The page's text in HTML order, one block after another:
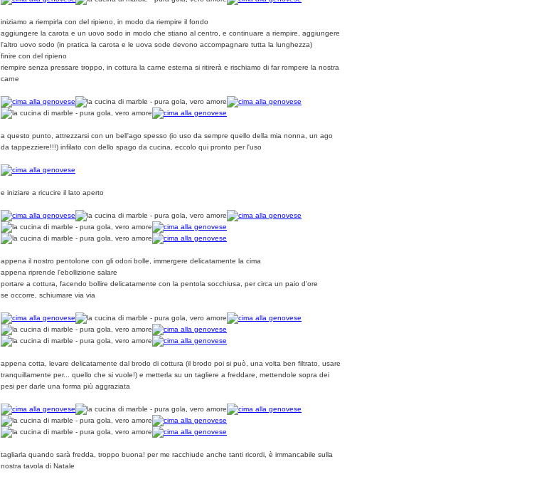
iniziamo a riempirla con del ripieno, in modo da riempire il fondo
aggiungere la carota e un uovo sodo in modo che stiano al centro, e continuare a riempire, aggiungere
l'altro uovo sodo (in pratica la carota e le uova sode devono accompagnare tutta la lunghezza)
finire con del ripieno
riempire senza pressare troppo, in cottura la carne esterna si ritirerà e rischiamo di far rompere la nostra
carne
a questo punto, attrezzarsi con un bell'ago spesso (io uso da sempre quello della mia nonna, un ago
da tappezziere!!!) infilato con dello spago da cucina, eccolo qui pronto per l'uso
e iniziare a ricucire il lato aperto
appena il nostro pentolone con gli odori bolle, immergere delicatamente la cima
appena riprende l'ebollizione salare
portare a cottura, facendo bollire delicatamente con la pentola socchiusa, per circa un paio d'ore
se occorre, schiumare via via
appena cotta, levare delicatamente dal brodo di cottura (il brodo poi si può, una volta ben filtrato, usare
tranquillamente per... quello che si vuole!) e metterla su un tagliere a freddare, mettendole sopra dei
pesi per darle una forma più aggraziata
tagliarla quando sarà fredda, troppo buona! per me racchiude anche tanti ricordi, è immancabile sulla
nostra tavola di Natale